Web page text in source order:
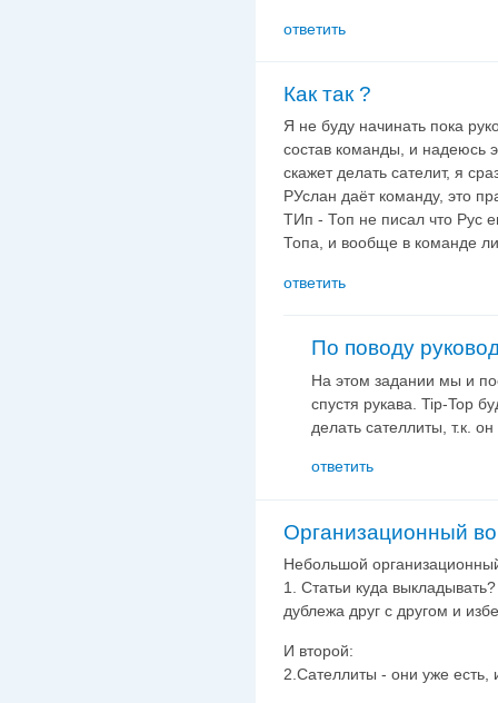
ответить
Как так ?
Я не буду начинать пока
состав команды, и надеюсь
скажет делать сателит, я
РУслан даёт команду, это
ТИп - Топ не писал что Рус
Топа, и вообще в команде
ответить
По поводу
На этом задании мы и
спустя рукава. Tip-Top
делать сателлиты, т.к.
ответить
Организационный
Небольшой
1. Статьи куда
дублежа друг с другом и
И второй:
2.Сателлиты - они уже есть,